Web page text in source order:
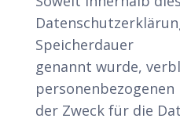
Speicherdauer
genannt wurde,
der Zweck für die